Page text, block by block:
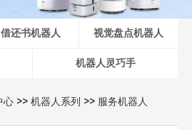
借还书机器人 视觉盘点机器人
机器人灵巧手
心 >> 机器人系列 >> 服务机器人